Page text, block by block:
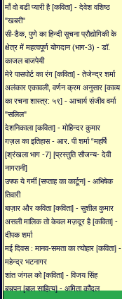
माँ वो बडी प्यारी है [कविता] - देवेश वशिष्ठ
"खबरी"
सी-डैक, पुणे का हिन्दी सूचना प्रौद्योगिकी के
क्षेत्र में महत्वपूर्ण योगदान (भाग-3) - डॉ.
काजल बाजपेयी
मेरे पासपोर्ट का रंग [कविता] - तेजेन्द्र शर्मा
अलंकार एकावली, वर्णन क्रम अनुसार [काव्य
का रचना शास्त्र: ५९] - आचार्य संजीव वर्मा
"सलिल"
देशनिकाला [कविता] - मोहिन्दर कुमार
ग़ज़ल का इतिहास - आर. पी शर्मा “महर्षि
[श्रंखला भाग -7] [प्रस्तुति सौजन्य- देवी
नागरानी]
उफ्फ ये गर्मी [सप्ताह का कार्टून] - अभिषेक
तिवारी
बाज़ार और कविता [कविता] - सुशील कुमार
असली मालिक तो केवल मज़दूर है [कविता] -
दीपक शर्मा
मई दिवस : मानव-समता का त्योहार [कविता] -
महेन्द्र भटनागर
शांत जंगल को [कविता] - विजय सिंह
बचपन [बाल साहित्य] - अमिता कौंदल